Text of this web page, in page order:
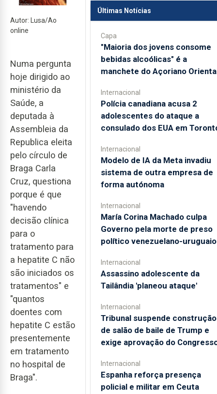
Autor: Lusa/Ao
online
Numa pergunta
hoje dirigido ao
ministério da
Saúde, a
deputada à
Assembleia da
Republica eleita
pelo círculo de
Braga Carla
Cruz, questiona
porque é que
"havendo
decisão clínica
para o
tratamento para
a hepatite C não
são iniciados os
tratamentos" e
"quantos
doentes com
hepatite C estão
presentemente
em tratamento
no hospital de
Braga".
Últimas Notícias
Capa
"Maioria dos jovens consome
bebidas alcoólicas" é a
manchete do Açoriano
Internacional
Polícia canadiana acusa 2
adolescentes do ataque a
consulado dos EUA em
Internacional
Modelo de IA da Meta invadiu
sistema de outra empresa de
forma autónoma
Internacional
María Corina Machado culpa
Governo pela morte de preso
político venezuelano-uruguaio
Internacional
Assassino adolescente da
Tailândia 'planeou ataque'
Internacional
Tribunal suspende construção
de salão de baile de Trump e
exige aprovação do
Internacional
Espanha reforça presença
policial e militar em Ceuta